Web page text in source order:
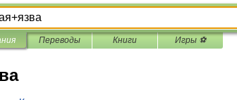
Переводы Книги Игры ⚽